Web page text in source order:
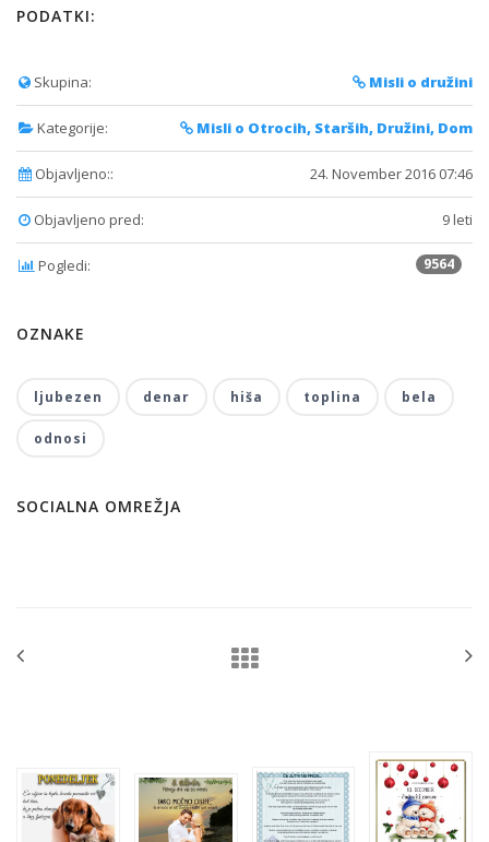
PODATKI:
Skupina: Misli o družini
Kategorije: Misli o Otrocih, Starših, Družini, Dom
Objavljeno:: 24. November 2016 07:46
Objavljeno pred: 9 leti
Pogledi: 9564
OZNAKE
ljubezen denar hiša toplina bela
odnosi
SOCIALNA OMREŽJA